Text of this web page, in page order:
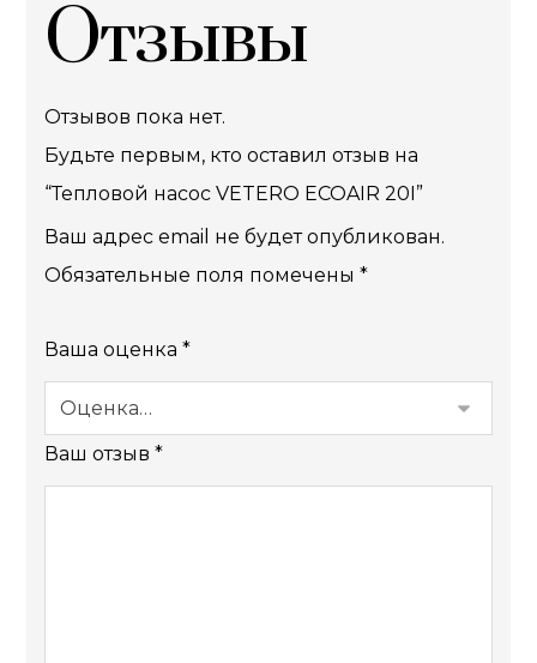
Отзывы
Отзывов пока нет.
Будьте первым, кто оставил отзыв на
“Тепловой насос VETERO ECOAIR 20I”
Ваш адрес email не будет опубликован.
Обязательные поля помечены*
Ваша оценка*
Ваш отзыв*